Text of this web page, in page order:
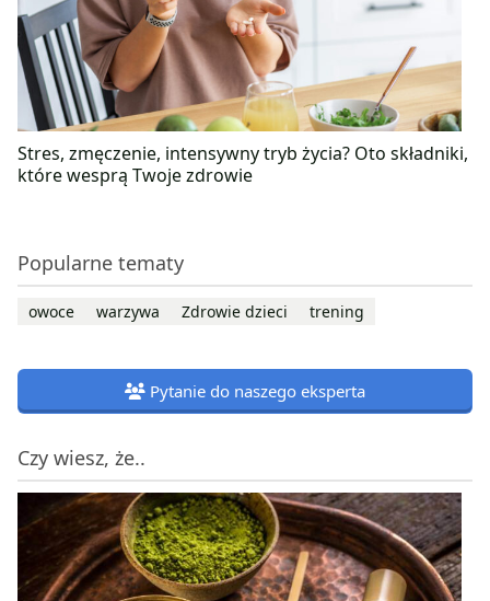
Stres, zmęczenie, intensywny tryb życia? Oto składniki,
które wesprą Twoje zdrowie
Popularne tematy
owoce warzywa Zdrowie dzieci trening
Pytanie do naszego eksperta
Czy wiesz, że..